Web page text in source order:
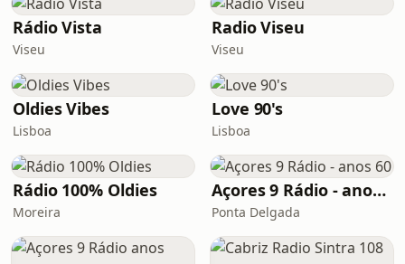
Rádio Vista
Viseu
Radio Viseu
Viseu
Oldies Vibes
Lisboa
Love 90's
Lisboa
Rádio 100% Oldies
Moreira
Açores 9 Rádio - anos 60
Ponta Delgada